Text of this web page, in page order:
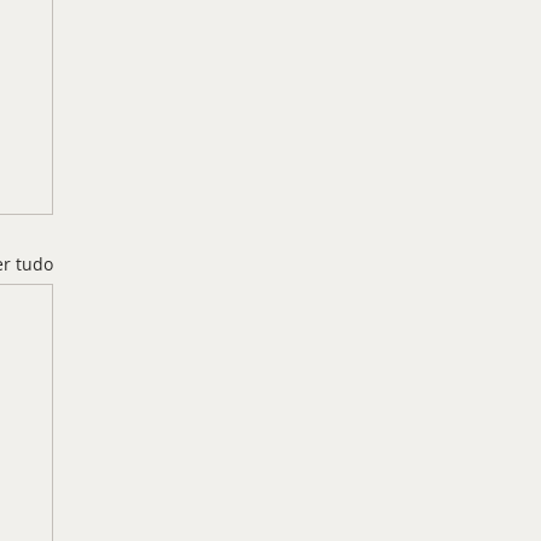
tudo